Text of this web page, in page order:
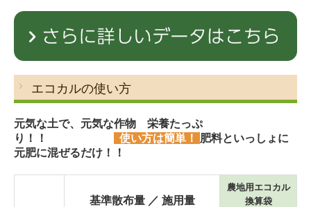
エコカルの使い方
元気な土で、元気な作物 栄養たっぷ
り！！
使い方は簡単！ 肥料といっしょに
元肥に混ぜるだけ！！
基準散布量 ／ 施用量
農地用エコカル
換算袋